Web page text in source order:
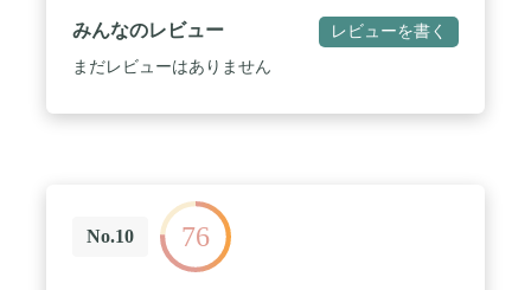
ルと接続する際、ソーラーパネルの定格電圧がポー
タブル電源の入力電圧の範囲に収まるようご注意く
ださい。ポータブル電源の入力電圧の上限を超えた
す。
口、DC端子 (DC12V/5A)x2個口 / USB-A出力：
5V/2.4A x2ポート、18W x1ポート(5V3A/ 9V2A/
12V1.5A)、USB-C出力：1ポート（PD60W対応） /
みんなのレビュー レビューを書く
まだレビューはありません
No.10 76